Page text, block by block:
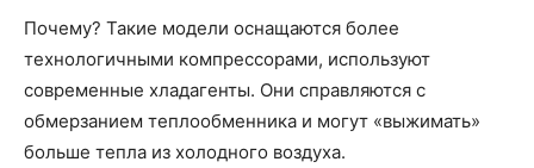
Почему? Такие модели оснащаются более
технологичными компрессорами, используют
современные хладагенты. Они справляются с
обмерзанием теплообменника и могут «выжимать»
больше тепла из холодного воздуха.